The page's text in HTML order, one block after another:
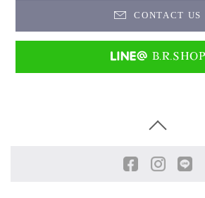
CONTACT US